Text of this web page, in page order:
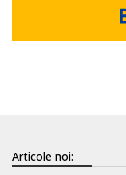
Articole noi: